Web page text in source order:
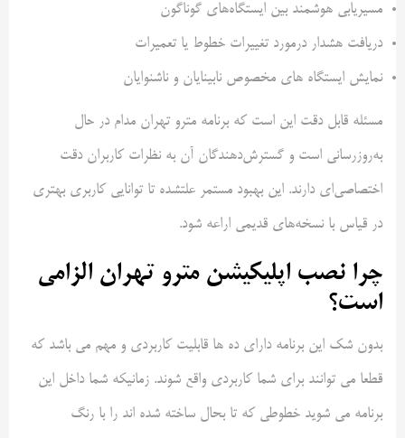
مسیر‌یابی هوشمند بین ایستگاه‌های گوناگون
دریافت هشدار درمورد تغییرات خطوط یا تعمیرات
نمایش ایستگاه های مخصوص نابینایان و ناشنوایان
مسئله قابل دقت این است که برنامه مترو تهران مدام در حال
به‌روزرسانی است و گسترش‌دهندگان آن به نظرات کاربران دقت
اختصاصی‌ای دارند. این بهبود مستمر علتشده تا توانایی کاربری بهتری
در قیاس با نسخه‌های قدیمی اراعه شود.
چرا نصب اپلیکیشن مترو تهران الزامی
است؟
بدون شک این برنامه دارای ده ها قابلیت کاربردی و مهم می باشد که
قطعا می توانند برای شما کاربردی واقع شوند. زمانیکه شما داخل این
برنامه می شوید خطوطی که تا بحال ساخته شده اند را با رنگ